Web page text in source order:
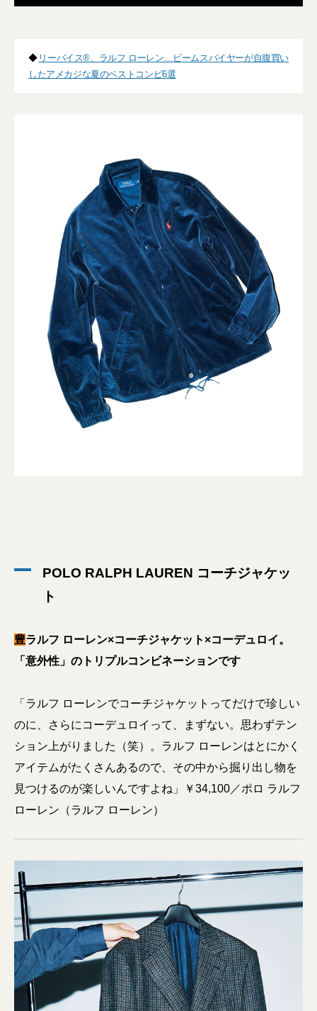
◆ リーバイス®︎、ラルフ ローレン…ビームスバイヤーが自腹買い
したアメカジな夏のベストコンビ6選
POLO RALPH LAUREN コーチジャケッ
ト
豊ラルフ ローレン×コーチジャケット×コーデュロイ。
「意外性」のトリプルコンビネーションです
「ラルフ ローレンでコーチジャケットってだけで珍しい
のに、さらにコーデュロイって、まずない。思わずテン
ション上がりました（笑）。ラルフ ローレンはとにかく
アイテムがたくさんあるので、その中から掘り出し物を
見つけるのが楽しいんですよね」￥34,100／ポロ ラルフ
ローレン（ラルフ ローレン）